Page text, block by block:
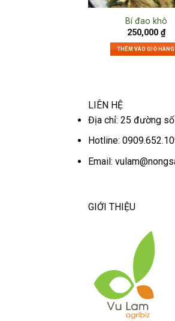
Bí đao khô
250,000 ₫
THÊM VÀO GIỎ HÀNG
LIÊN HỆ
Địa chỉ: 25 đường số
Hotline:
Email:
GIỚI THIỆU